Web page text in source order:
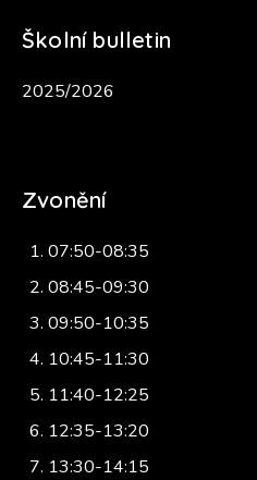
Školní bulletin
2025/2026
Zvonění
07:50-08:35
08:45-09:30
09:50-10:35
10:45-11:30
11:40-12:25
12:35-13:20
13:30-14:15